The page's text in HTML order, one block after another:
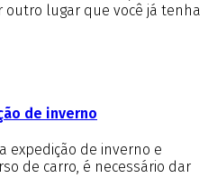
lugar que você já tenha
de inverno
expedição de inverno e
de carro, é necessário dar